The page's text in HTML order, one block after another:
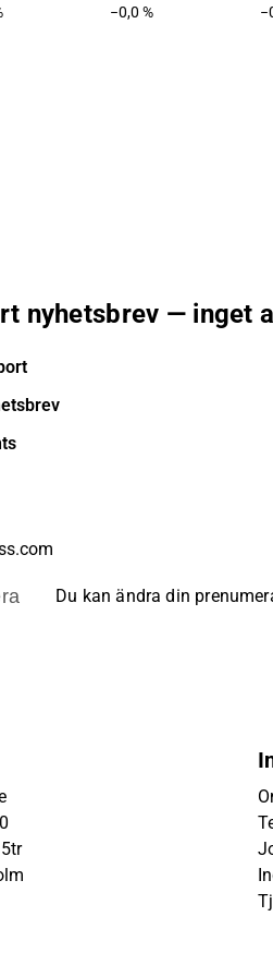
−0,0 %
nyhetsbrev — inget
Du kan ändra din